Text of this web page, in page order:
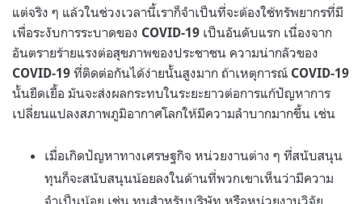
แต่จริง ๆ แล้วในช่วงเวลานี้เราก็จำเป็นที่จะต้องใช้ทรัพยากรที่มี
เพื่อระงับการระบาดของ COVID-19 เป็นอันดับแรก เนื่องจาก
อันตรายร้ายแรงต่อสุขภาพของประชาชน ความน่ากลัวของ
COVID-19 ที่ติดต่อกันได้ง่ายนั้นสูงมาก ถ้าเหตุการณ์ COVID-19
นั้นยืดเยื้อ มันจะส่งผลกระทบในระยะยาวต่อการแก้ปัญหาการ
เปลี่ยนแปลงสภาพภูมิอากาศโลกให้มีความลำบากมากขึ้น เช่น
เมื่อเกิดปัญหาทางเศรษฐกิจ หน่วยงานต่าง ๆ ที่สนับสนุน
ทุนก็จะสนับสนุนน้อยลงในด้านที่พวกเขาเห็นว่ามีความ
จำเป็นน้อย เช่น ทุนสำหรับบริษัท หรือหน่วยงานวิจัย